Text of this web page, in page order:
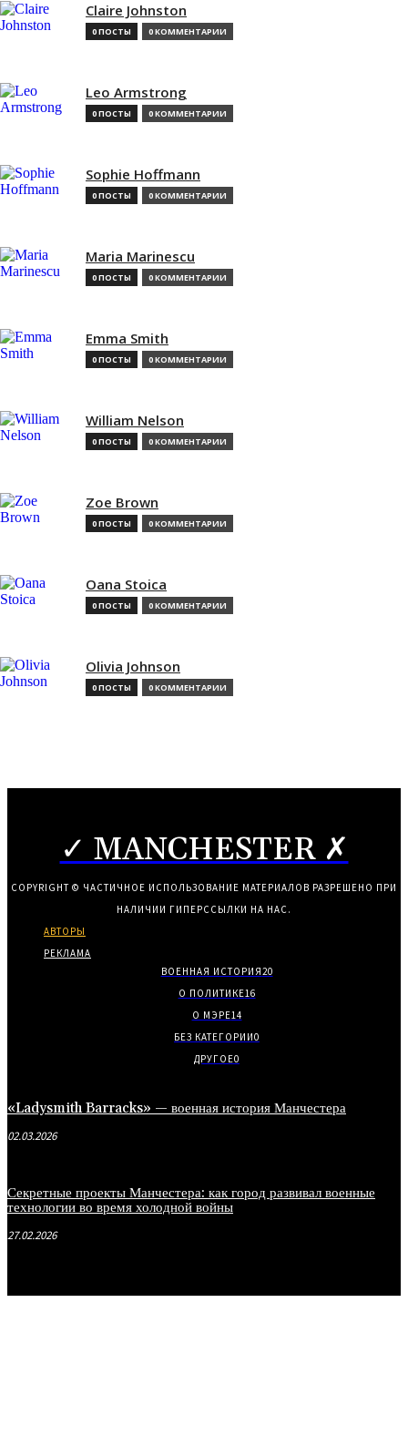
Claire Johnston
0 ПОСТЫ 0 КОММЕНТАРИИ
Leo Armstrong
0 ПОСТЫ 0 КОММЕНТАРИИ
Sophie Hoffmann
0 ПОСТЫ 0 КОММЕНТАРИИ
Maria Marinescu
0 ПОСТЫ 0 КОММЕНТАРИИ
Emma Smith
0 ПОСТЫ 0 КОММЕНТАРИИ
William Nelson
0 ПОСТЫ 0 КОММЕНТАРИИ
Zoe Brown
0 ПОСТЫ 0 КОММЕНТАРИИ
Oana Stoica
0 ПОСТЫ 0 КОММЕНТАРИИ
Olivia Johnson
0 ПОСТЫ 0 КОММЕНТАРИИ
✓ MANCHESTER ✗
COPYRIGHT © ЧАСТИЧНОЕ ИСПОЛЬЗОВАНИЕ МАТЕРИАЛОВ РАЗРЕШЕНО ПРИ
НАЛИЧИИ ГИПЕРССЫЛКИ НА НАС.
АВТОРЫ
РЕКЛАМА
ВОЕННАЯ ИСТОРИЯ20
О ПОЛИТИКЕ16
О МЭРЕ14
БЕЗ КАТЕГОРИИ0
ДРУГОЕ0
«Ladysmith Barracks» — военная история Манчестера
02.03.2026
Секретные проекты Манчестера: как город развивал военные
технологии во время холодной войны
27.02.2026